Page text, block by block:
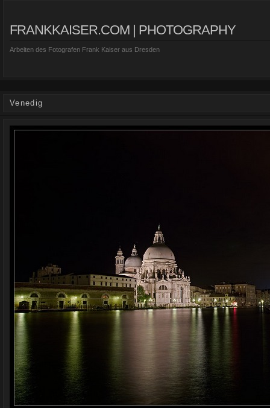
FRANKKAISER.COM | PHOTOGRAPHY
Arbeiten des Fotografen Frank Kaiser aus Dresden
Venedig